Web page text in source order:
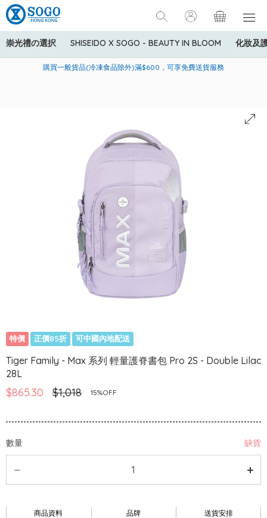
崇光禮の選択 SHISEIDO X SOGO - BEAUTY IN BLOOM 化妝及
美國運通Explorer®信用卡會員購物禮遇：高達5%簽賬回贈！
購買一般貨品(冷凍食品除外)滿$600，可享免費送貨服務
寄送中國內地服務只適用於指定商品，若訂單金額少於HK$600(折
特價 正價85折 可中國內地配送
Tiger Family - Max 系列 輕量護脊書包 Pro 2S - Double Lilac
28L
$865.30 $1,018 15%OFF
數量 缺貨
商品資料 品牌 送貨安排